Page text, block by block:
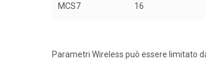
MCS7 16
Parametri Wireless può essere limitato